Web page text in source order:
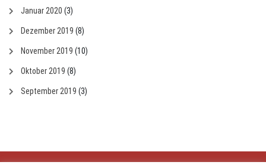
Januar 2020 (3)
Dezember 2019 (8)
November 2019 (10)
Oktober 2019 (8)
September 2019 (3)